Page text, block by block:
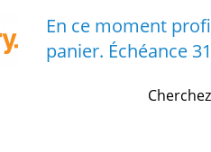
En ce moment
panier. Échéance